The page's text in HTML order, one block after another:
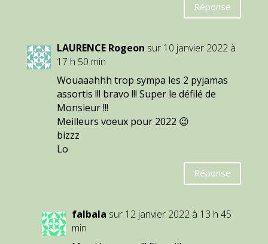
Réponse
LAURENCE Rogeon sur 10 janvier 2022 à
17 h 50 min
Wouaaahhh trop sympa les 2 pyjamas
assortis !!! bravo !!! Super le défilé de
Monsieur !!!
Meilleurs voeux pour 2022 😉
bizzz
Lo
Réponse
falbala sur 12 janvier 2022 à 13 h 45
min